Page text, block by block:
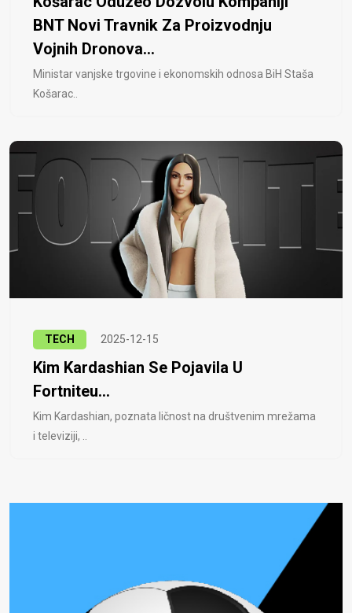
BNT Novi Travnik Za Proizvodnju
Vojnih Dronova...
Ministar vanjske trgovine i ekonomskih odnosa BiH Staša
Košarac..
TECH 2025-12-15
Kim Kardashian Se Pojavila U
Fortniteu...
Kim Kardashian, poznata ličnost na društvenim mrežama
i televiziji, ..